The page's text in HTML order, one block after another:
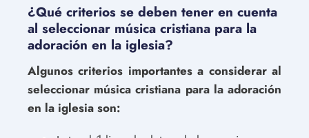
¿Qué criterios se deben tener en cuenta
al seleccionar música cristiana para la
adoración en la iglesia?
Algunos criterios importantes a considerar al
seleccionar música cristiana para la adoración
en la iglesia son: